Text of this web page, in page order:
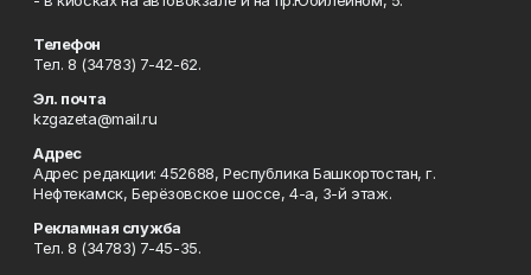
Телефон
Тел. 8 (34783) 7-42-62.
Эл. почта
kzgazeta@mail.ru
Адрес
Адрес редакции: 452688, Республика Башкортостан, г.
Нефтекамск, Берёзовское шоссе, 4-а, 3-й этаж.
Рекламная служба
Тел. 8 (34783) 7-45-35.